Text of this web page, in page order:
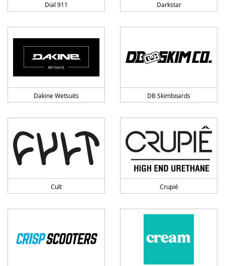
Dial 911 Darkstar
Dakine Wetsuits DB Skimboards
Cult Crupié